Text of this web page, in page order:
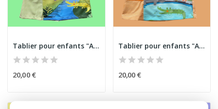
Tablier pour enfants "Animaux de la jungle" 2
20,00 €
Tablier pour enfants "Animaux de la jungle"
20,00 €